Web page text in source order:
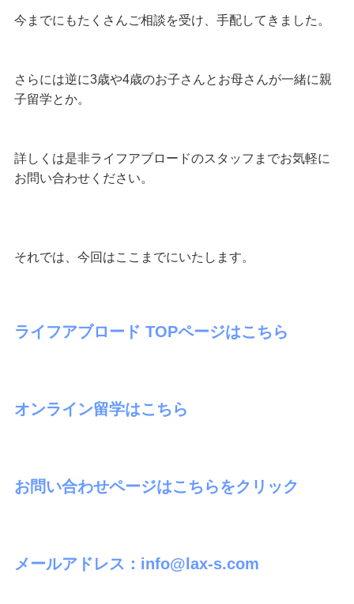
今までにもたくさんご相談を受け、手配してきました。
さらには逆に3歳や4歳のお子さんとお母さんが一緒に親
子留学とか。
詳しくは是非ライフアブロードのスタッフまでお気軽に
お問い合わせください。
それでは、今回はここまでにいたします。
ライフアブロード TOPページはこちら
オンライン留学はこちら
お問い合わせページはこちらをクリック
メールアドレス：info@lax-s.com